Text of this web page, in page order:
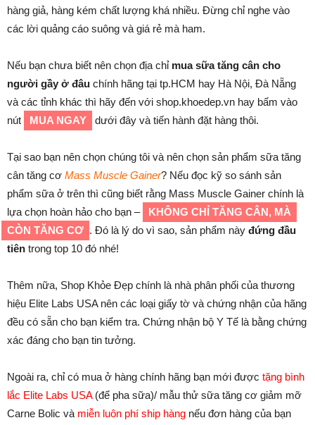
hàng giả, hàng kém chất lượng khá nhiều. Đừng chỉ nghe vào
các lời quảng cáo suông và giá rẻ mà ham.
Nếu bạn chưa biết nên chọn địa chỉ mua sữa tăng cân cho
người gầy ở đâu chính hãng tại tp.HCM hay Hà Nội, Đà Nẵng
và các tỉnh khác thì hãy đến với shop.khoedep.vn hay bấm vào
nút
MUA NGAY dưới đây và tiến hành đặt hàng thôi.
Tại sao bạn nên chọn chúng tôi và nên chọn sản phẩm sữa tăng
cân tăng cơ Mass Muscle Gainer? Nếu đọc kỹ so sánh sản
phẩm sữa ở trên thì cũng biết rằng Mass Muscle Gainer chính là
lựa chọn hoàn hảo cho bạn –
KHÔNG CHỈ TĂNG CÂN, MÀ
CÒN TĂNG CƠ . Đó là lý do vì sao, sản phẩm này đứng đầu
tiên trong top 10 đó nhé!
Thêm nữa, Shop Khỏe Đẹp chính là nhà phân phối của thương
hiệu Elite Labs USA nên các loại giấy tờ và chứng nhận của hãng
đều có sẵn cho bạn kiểm tra. Chứng nhận bộ Y Tế là bằng chứng
xác đáng cho bạn tin tưởng.
Ngoài ra, chỉ có mua ở hàng chính hãng bạn mới được tặng bình
lắc Elite Labs USA(để pha sữa)/ mẫu thử sữa tăng cơ giảm mỡ
Carne Bolic và miễn luôn phí ship hàng nếu đơn hàng của bạn